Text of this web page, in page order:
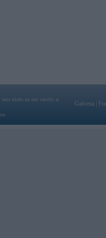
auto klubs un nav saistīts ar
Galvena